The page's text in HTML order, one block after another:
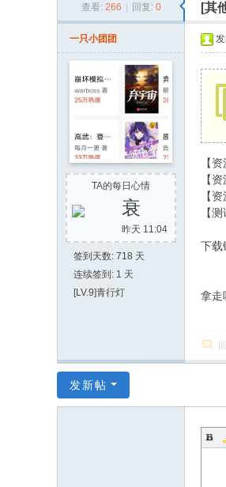
区
查看: 266 回复: 0 [其
一只小团团
TA的每日心情
衰
昨天 11:04
签到天数: 718 天
连续签到: 1 天
[LV.9]青行灯
【
【
【
【
下载
拿走
发新帖